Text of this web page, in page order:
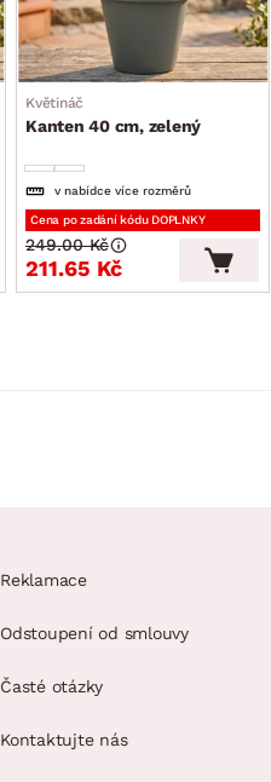
Květináč
Kanten 40 cm, zelený
v nabídce více rozměrů
Cena po zadání kódu DOPLNKY
211.65 Kč
249.00 Kč
Reklamace
Odstoupení od smlouvy
Časté otázky
Kontaktujte nás